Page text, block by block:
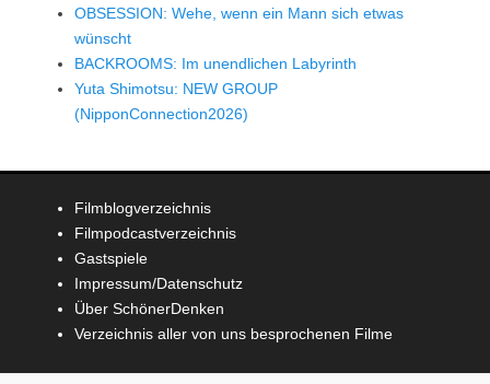
OBSESSION: Wehe, wenn ein Mann sich etwas
wünscht
BACKROOMS: Im unendlichen Labyrinth
Yuta Shimotsu: NEW GROUP
(NipponConnection2026)
Filmblogverzeichnis
Filmpodcastverzeichnis
Gastspiele
Impressum/Datenschutz
Über SchönerDenken
Verzeichnis aller von uns besprochenen Filme